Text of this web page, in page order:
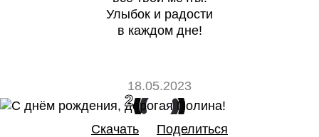
Улыбок и радости
в каждом дне!
18.05.2023
2 0
Скачать
Поделиться